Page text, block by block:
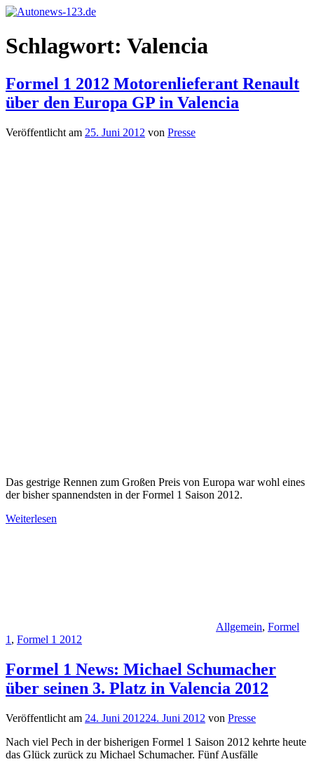
Zum
springen
Autonews-
123.de
Autonews
mit
Schlagwort: Valencia
Formel 1 2012 Motorenlieferant Renault
über den Europa GP in Valencia
Veröffentlicht am 25. Juni 2012 von Presse
Das gestrige Rennen zum Großen Preis von Europa war wohl eines
der bisher spannendsten in der Formel 1 Saison 2012.
Weiterlesen
Allgemein, Formel
1 , Formel 1 2012
Formel 1 News: Michael Schumacher
über seinen 3. Platz in Valencia 2012
Veröffentlicht am 24. Juni 201224. Juni 2012 von Presse
Nach viel Pech in der bisherigen Formel 1 Saison 2012 kehrte heute
das Glück zurück zu Michael Schumacher. Fünf Ausfälle